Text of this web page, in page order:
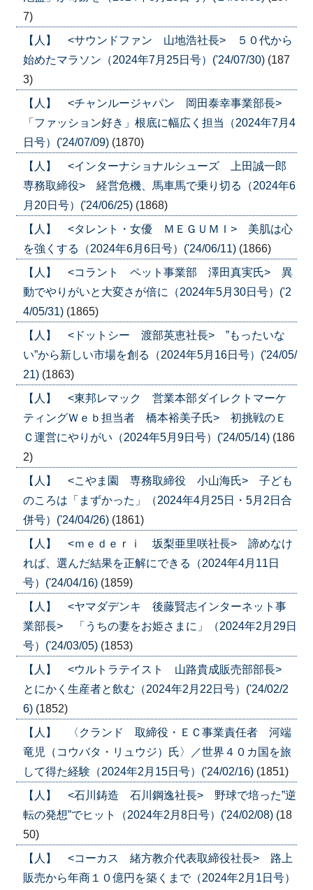
7)
【人】 <サウンドファン 山地浩社長> ５０代から
始めたマラソン（2024年7月25日号）('24/07/30) (187
3)
【人】 <チャンルージャパン 岡田泰幸事業部長>
「ファッション好き」根底に幅広く担当（2024年7月4
日号）('24/07/09) (1870)
【人】 <インターナショナルシューズ 上田誠一郎
専務取締役> 経営危機、馬車馬で乗り切る（2024年6
月20日号）('24/06/25) (1868)
【人】 <タレント・女優 ＭＥＧＵＭＩ> 美肌は心
を強くする（2024年6月6日号）('24/06/11) (1866)
【人】 <コラント ペット事業部 澤田真実氏> 異
動でやりがいと大変さが倍に（2024年5月30日号）('2
4/05/31) (1865)
【人】 <ドットシー 渡部英恵社長> ”もったいな
い”から新しい市場を創る（2024年5月16日号）('24/05/
21) (1863)
【人】 <東邦レマック 営業本部ダイレクトマーケ
ティングＷｅｂ担当者 橋本裕美子氏> 初挑戦のＥ
Ｃ運営にやりがい（2024年5月9日号）('24/05/14) (186
2)
【人】 <こやま園 専務取締役 小山海氏> 子ども
のころは「まずかった」（2024年4月25日・5月2日合
併号）('24/04/26) (1861)
【人】 <ｍｅｄｅｒｉ 坂梨亜里咲社長> 諦めなけ
れば、選んだ結果を正解にできる（2024年4月11日
号）('24/04/16) (1859)
【人】 <ヤマダデンキ 後藤賢志インターネット事
業部長> 「うちの妻をお姫さまに」（2024年2月29日
号）('24/03/05) (1853)
【人】 <ウルトラテイスト 山路貴成販売部部長>
とにかく生産者と飲む（2024年2月22日号）('24/02/2
6) (1852)
【人】 〈クランド 取締役・ＥＣ事業責任者 河端
竜児（コウバタ・リュウジ）氏〉／世界４０カ国を旅
して得た経験（2024年2月15日号）('24/02/16) (1851)
【人】 <石川鋳造 石川鋼逸社長> 野球で培った”逆
転の発想”でヒット（2024年2月8日号）('24/02/08) (18
50)
【人】 <コーカス 緒方教介代表取締役社長> 路上
販売から年商１０億円を築くまで（2024年2月1日号）